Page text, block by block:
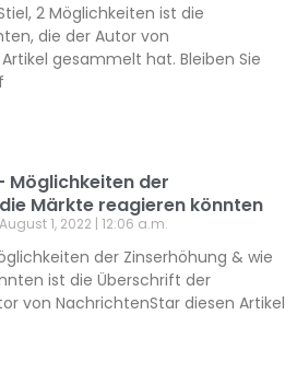
2 Möglichkeiten ist die
die der Autor von
gesammelt hat. Bleiben Sie
Möglichkeiten der
Märkte reagieren könnten
August 1, 2022 12:06 a.m.
der Zinserhöhung & wie
ist die Überschrift der
von NachrichtenStar diesen Artikel